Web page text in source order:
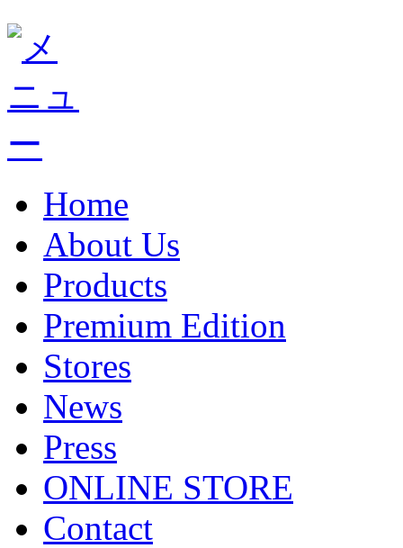
Home
About Us
Products
Premium Edition
Stores
News
Press
ONLINE STORE
Contact